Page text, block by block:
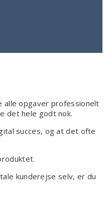
alle opgaver professionelt
det hele godt nok.
succes, og at det ofte
kunderejse selv, er du